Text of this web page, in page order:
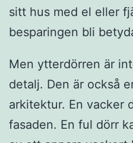
sitt hus med el eller
besparingen bli
Men ytterdörren är
detalj. Den är också
arkitektur. En vacker
fasaden. En ful dörr